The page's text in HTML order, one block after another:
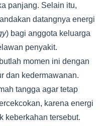
panjang. Selain itu,
datangnya energi
) bagi anggota keluarga
penyakit.
momen ini dengan
dan kedermawanan.
tangga agar tetap
karena energi
keberkahan tersebut.